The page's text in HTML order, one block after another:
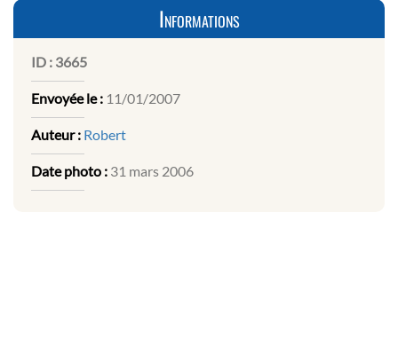
Informations
ID : 3665
Envoyée le : 11/01/2007
Auteur : Robert
Date photo : 31 mars 2006